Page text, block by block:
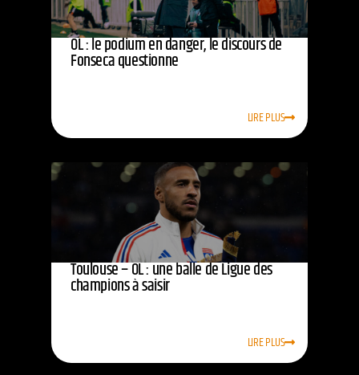
OL : le podium en danger, le discours de
Fonseca questionne
LIRE PLUS
Toulouse – OL : une balle de Ligue des
champions à saisir
LIRE PLUS